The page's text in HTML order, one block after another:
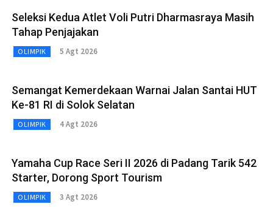
Seleksi Kedua Atlet Voli Putri Dharmasraya Masih
Tahap Penjajakan
OLIMPIK 5 Agt 2026
Semangat Kemerdekaan Warnai Jalan Santai HUT
Ke-81 RI di Solok Selatan
OLIMPIK 4 Agt 2026
Yamaha Cup Race Seri II 2026 di Padang Tarik 542
Starter, Dorong Sport Tourism
OLIMPIK 3 Agt 2026